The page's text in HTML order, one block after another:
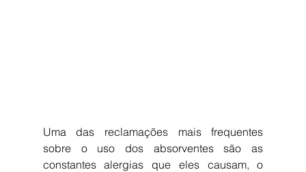
Uma das reclamações mais frequentes
sobre o uso dos absorventes são as
constantes alergias que eles causam, o